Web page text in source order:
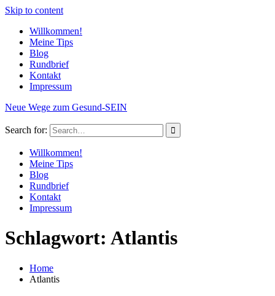
Skip to content
Willkommen!
Meine Tips
Blog
Rundbrief
Kontakt
Impressum
Neue Wege zum Gesund-SEIN
Search for:
Willkommen!
Meine Tips
Blog
Rundbrief
Kontakt
Impressum
Schlagwort: Atlantis
Home
Atlantis